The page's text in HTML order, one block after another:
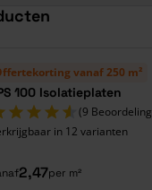
vanaf 250 m²
100 Isolatieplaten
(9
in 12 varianten
2,47per m²